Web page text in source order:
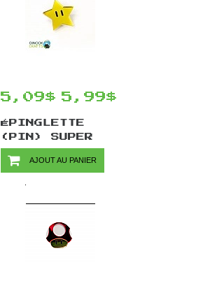
5,09$ 5,99$
ÉPINGLETTE
(PIN) SUPER
MARIO PAR
CHINOOK CRAFTS
AJOUT AU PANIER